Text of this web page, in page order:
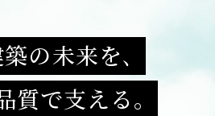
の未来を､
質で支える｡